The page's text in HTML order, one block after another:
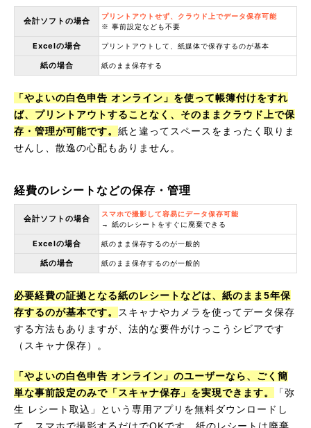
会計ソフトの場合
プリントアウトせず、クラウド上でデータ保存可能
※ 事前設定なども不要
Excelの場合 プリントアウトして、紙媒体で保存するのが基本
紙の場合 紙のまま保存する
「やよいの白色申告 オンライン」を使って帳簿付けをすれ
ば、プリントアウトすることなく、そのままクラウド上で保
存・管理が可能です。 紙と違ってスペースをまったく取りま
せんし、散逸の心配もありません。
経費のレシートなどの保存・管理
会計ソフトの場合
スマホで撮影して容易にデータ保存可能
→ 紙のレシートをすぐに廃棄できる
Excelの場合 紙のまま保存するのが一般的
紙の場合 紙のまま保存するのが一般的
必要経費の証拠となる紙のレシートなどは、紙のまま5年保
存するのが基本です。
スキャナやカメラを使ってデータ保存
する方法もありますが、法的な要件がけっこうシビアです
（スキャナ保存）。
「やよいの白色申告 オンライン」のユーザーなら、ごく簡
単な事前設定のみで「スキャナ保存」を実現できます。
「弥
生 レシート取込」という専用アプリを無料ダウンロードし